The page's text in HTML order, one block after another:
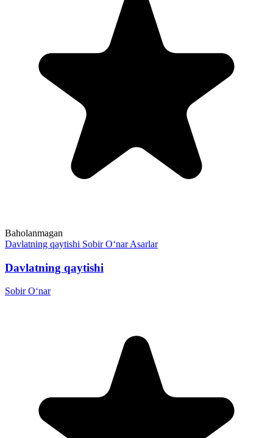
Baholanmagan
Davlatning qaytishi Sobir O‘nar Asarlar
Davlatning qaytishi
Sobir O‘nar